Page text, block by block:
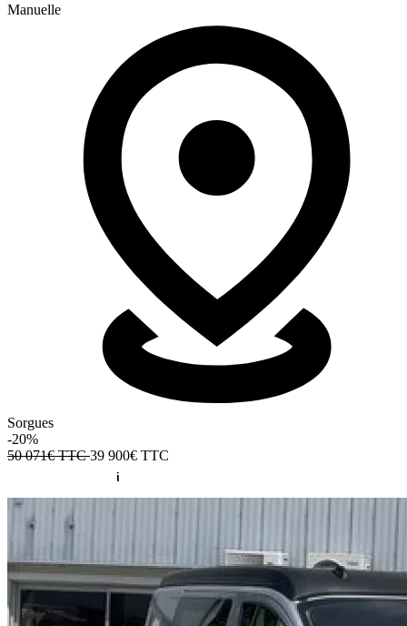
Manuelle
Sorgues
-20%
50 071€ TTC39 900€ TTC